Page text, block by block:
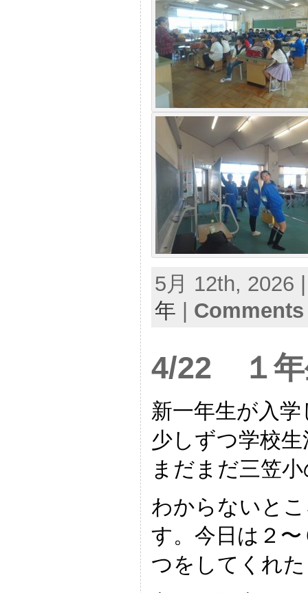
5月 12th, 2026
年
4/22 １年
新一年生が入
少しずつ学校
まだまだ三笠
わからないと
す。今日は２
つをしてくれ